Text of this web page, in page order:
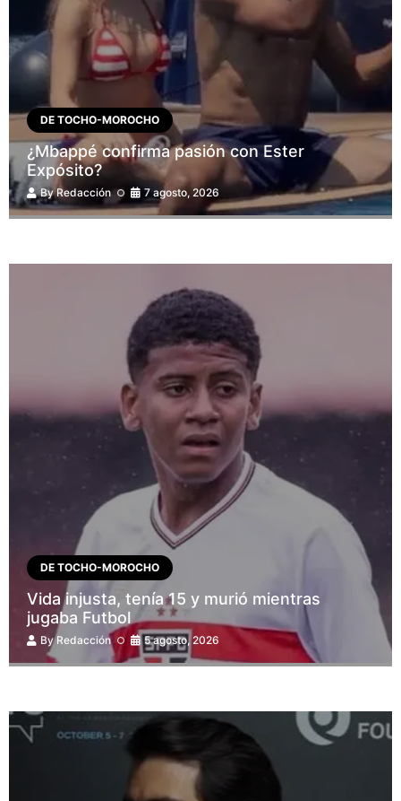
DE TOCHO-MOROCHO
¿Mbappé confirma pasión con Ester
Expósito?
ByRedacción 7 agosto, 2026
DE TOCHO-MOROCHO
Vida injusta, tenía 15 y murió mientras
jugaba Futbol
ByRedacción 5 agosto, 2026